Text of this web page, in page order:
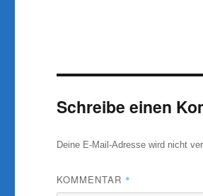
Schreibe einen
Deine E-Mail-Adresse wird nicht
KOMMENTAR *